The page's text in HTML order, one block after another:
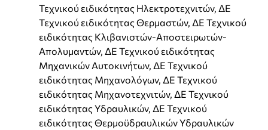
Τεχνικού ειδικότητας Ηλεκτροτεχνιτών, ΔΕ
Τεχνικού ειδικότητας Θερμαστών, ΔΕ Τεχνικού
ειδικότητας Κλιβανιστών-Αποστειρωτών-
Απολυμαντών, ΔΕ Τεχνικού ειδικότητας
Μηχανικών Αυτοκινήτων, ΔΕ Τεχνικού
ειδικότητας Μηχανολόγων, ΔΕ Τεχνικού
ειδικότητας Μηχανοτεχνιτών, ΔΕ Τεχνικού
ειδικότητας Υδραυλικών, ΔΕ Τεχνικού
ειδικότητας Θερμοϋδραυλικών Υδραυλικών